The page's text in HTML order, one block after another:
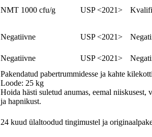
NMT 1000 cfu/g USP <2021>
Negatiivne USP <2021>
Negatiivne USP <2021>
Pakendatud pabertrummidesse ja kahte
Loode: 25 kg
Hoida hästi suletud anumas, eemal niiskusest,
ja hapnikust.
24 kuud ülaltoodud tingimustel ja